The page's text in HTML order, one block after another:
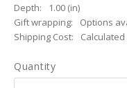
Depth:
1.00 (in)
Gift wrapping:
Options
Shipping Cost:
Quantity